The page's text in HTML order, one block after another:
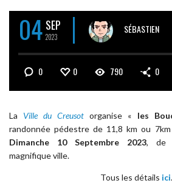
04 SEP
2023
SÉBASTIEN
0 0 790 0
La Ville du Creusot organise « les
randonnée pédestre de 11,8 km ou
Dimanche 10 Septembre 2023, de
magnifique ville.
Tous les détails ici.